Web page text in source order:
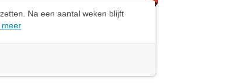
Na een aantal weken blijft
meer